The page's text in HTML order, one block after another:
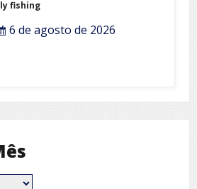
fishing
6 de agosto de 2026